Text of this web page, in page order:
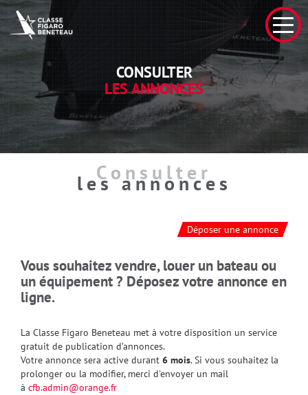
CONSULTER
LES ANNONCES
Consulter
les annonces
Déposer une annonce
Vous souhaitez vendre, louer un bateau ou
un équipement ? Déposez votre annonce en
ligne.
La Classe Figaro Beneteau met à votre disposition un service
gratuit de publication d’annonces.
Votre annonce sera active durant 6 mois. Si vous souhaitez la
prolonger ou la modifier, merci d'envoyer un mail
à cfb.admin@orange.fr